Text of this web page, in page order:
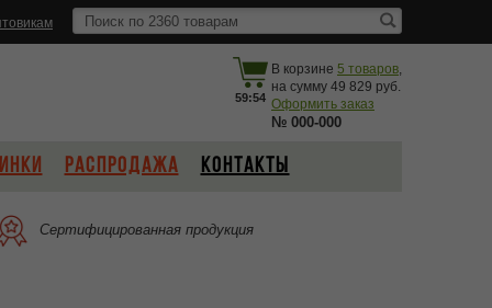
59:53
В корзине 5 товаров,
на сумму 49 829
Оформить заказ
№ 000-000
РАСПРОДАЖА КОНТАКТЫ
Сертифицированная продукция